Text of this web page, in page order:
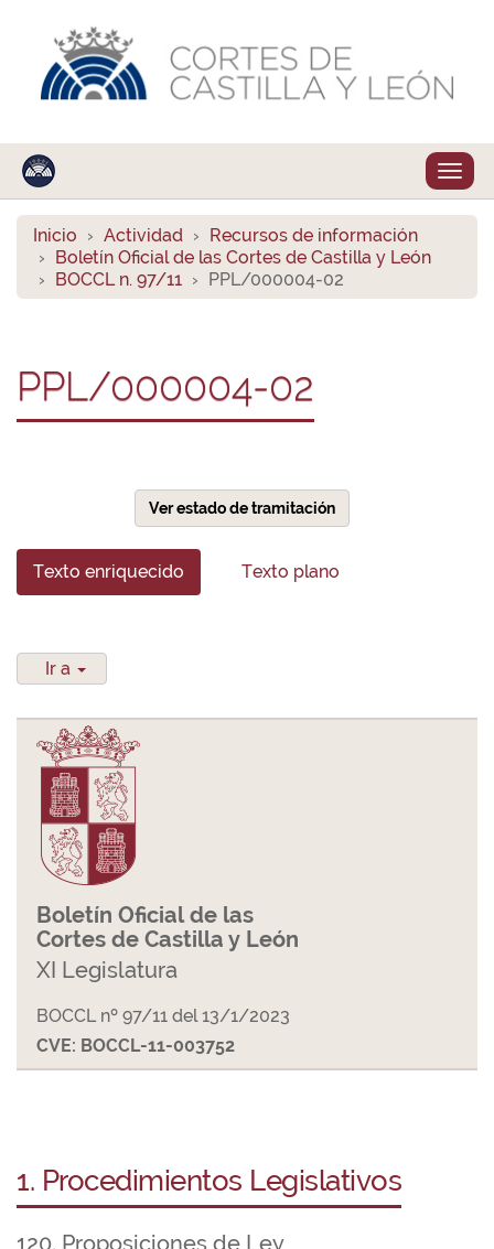
Inicio Actividad
Recursos de información
Boletín Oficial de las Cortes de Castilla y León
BOCCL n. 97/11
PPL/000004-02
PPL/000004-02
Ver estado de tramitación
Texto enriquecido Texto plano
Ir a
Boletín Oficial de las
Cortes de Castilla y León
XI Legislatura
BOCCL nº 97/11 del 13/1/2023
CVE: BOCCL-11-003752
1. Procedimientos Legislativos
120. Proposiciones de Ley